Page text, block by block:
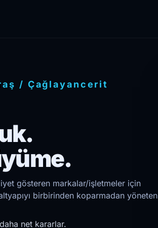
/ Çağlayancerit
gösteren markalar/işletmeler için
birbirinden koparmadan yöneten
net kararlar.